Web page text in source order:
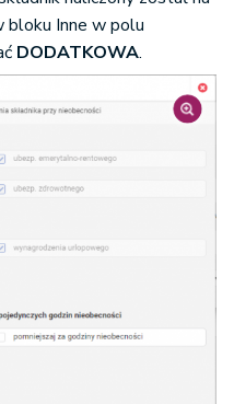
bloku Inne w polu
DODATKOWA.